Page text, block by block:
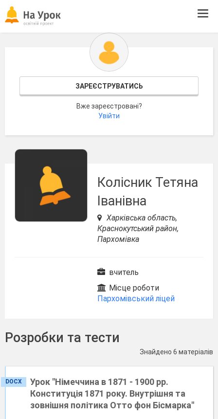
ЗАРЕЄСТРУВАТИСЬ
Вже зареєстровані?
Увійти
Колісник Тетяна
Іванівна
Харківська область,
Краснокутський район,
Пархомівка
вчитель
Місце роботи
Пархомівський ліцей
Розробки та тести
Знайдено 6 матеріалів
DOCX
Урок "Німеччина в 1871 - 1900 рр.
Конституція 1871 року. Внутрішня та
зовнішня політика Отто фон Бісмарка"